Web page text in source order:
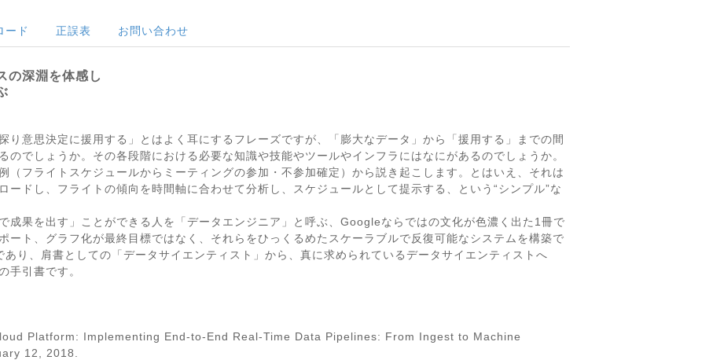
ード 正誤表 お問い合わせ
の深淵を体感し
り意思決定に援用する」とはよく耳にするフレーズですが、「膨大なデータ」から「援用する」までの間
のでしょうか。その各段階における必要な知識や技能やツールやインフラにはなにがあるのでしょうか。
（フライトスケジュールからミーティングの参加・不参加確定）から説き起こします。とはいえ、それは
ードし、フライトの傾向を時間軸に合わせて分析し、スケジュールとして提示する、という“シンプル”な
成果を出す」ことができる人を「データエンジニア」と呼ぶ、Googleならではの文化が色濃く出た1冊で
ート、グラフ化が最終目標ではなく、それらをひっくるめたスケーラブルで反復可能なシステムを構築で
り、肩書としての「データサイエンティスト」から、真に求められているデータサイエンティストへ
手引書です。
Platform: Implementing End-to-End Real-Time Data Pipelines: From Ingest to Machine
12, 2018.